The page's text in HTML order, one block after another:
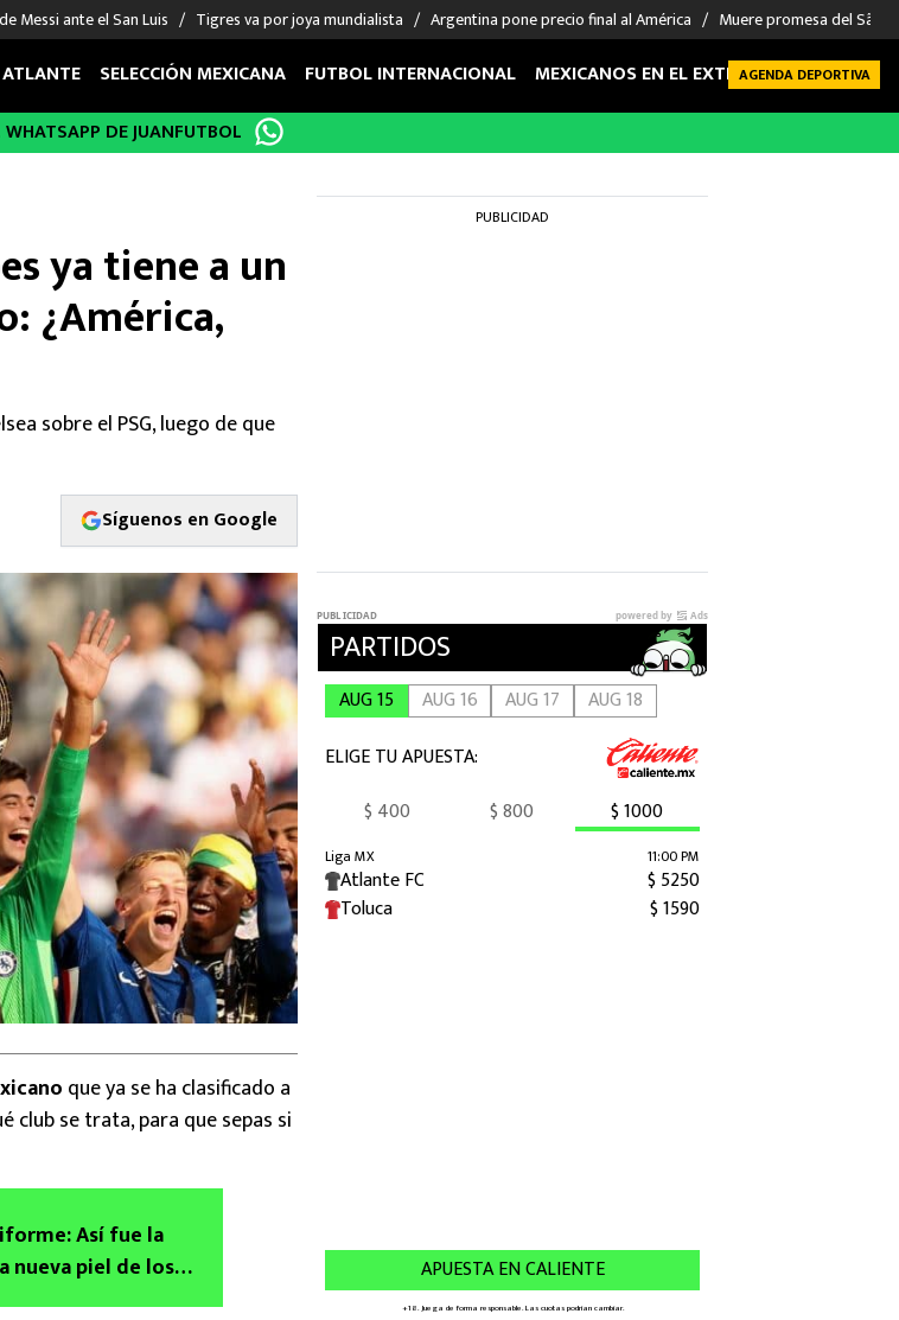
Messi ante el San Luis Tigres va por joya mundialista Argentina pone precio final al América Muere promesa del São
FIGURAS
Sergio Ramos
Giorgos Giakoumakis
André Jardine
DEPORTES
Boxeo
ATLANTE SELECCIÓN MEXICANA FUTBOL INTERNACIONAL MEXICANOS EN EL EXTRANJERO FUTBOL
AGENDA DEPORTIVA
DE JUANFUTBOL
ya tiene a un
¿América,
sobre el PSG, luego de que
Síguenos en Google
que ya se ha clasificado a
se trata, para que sepas si
Así fue la
nueva piel de los
PUBLICIDAD